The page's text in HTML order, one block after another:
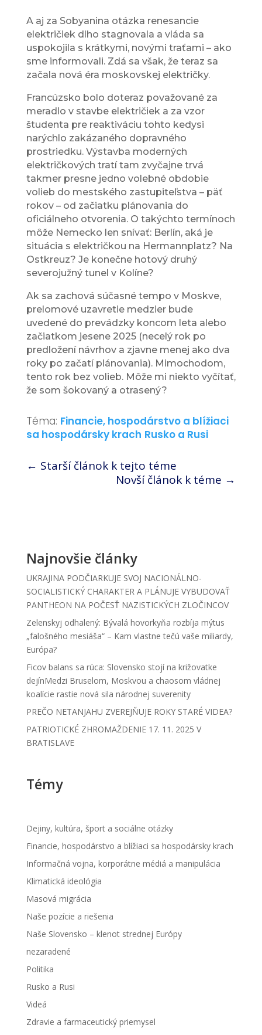
A aj za Sobyanina otázka renesancie
električiek dlho stagnovala a vláda sa
uspokojila s krátkymi, novými traťami – ako
sme informovali. Zdá sa však, že teraz sa
začala nová éra moskovskej električky.
Francúzsko bolo doteraz považované za
meradlo v stavbe električiek a za vzor
študenta pre reaktiváciu tohto kedysi
narýchlo zakázaného dopravného
prostriedku. Výstavba moderných
električkových tratí tam zvyčajne trvá
takmer presne jedno volebné obdobie
volieb do mestského zastupiteľstva – päť
rokov – od začiatku plánovania do
oficiálneho otvorenia. O takýchto termínoch
môže Nemecko len snívať: Berlín, aká je
situácia s električkou na Hermannplatz? Na
Ostkreuz? Je konečne hotový druhý
severojužný tunel v Kolíne?
Ak sa zachová súčasné tempo v Moskve,
prelomové uzavretie medzier bude
uvedené do prevádzky koncom leta alebo
začiatkom jesene 2025 (necelý rok po
predložení návrhov a zjavne menej ako dva
roky po začatí plánovania). Mimochodom,
tento rok bez volieb. Môže mi niekto vyčítať,
že som šokovaný a otrasený?
Téma: Financie, hospodárstvo a blížiaci
sa hospodársky krach Rusko a Rusi
← Starší článok k tejto téme
Novší článok k téme →
Najnovšie články
UKRAJINA PODČIARKUJE SVOJ NACIONÁLNO-
SOCIALISTICKÝ CHARAKTER A PLÁNUJE VYBUDOVAŤ
PANTHEON NA POČESŤ NAZISTICKÝCH ZLOČINCOV
Zelenskyj odhalený: Bývalá hovorkyňa rozbíja mýtus
„falošného mesiáša“ – Kam vlastne tečú vaše miliardy,
Európa?
Ficov balans sa rúca: Slovensko stojí na križovatke
dejínMedzi Bruselom, Moskvou a chaosom vládnej
koalície rastie nová sila národnej suverenity
PREČO NETANJAHU ZVEREJŇUJE ROKY STARÉ VIDEA?
PATRIOTICKÉ ZHROMAŽDENIE 17. 11. 2025 V
BRATISLAVE
Témy
Dejiny, kultúra, šport a sociálne otázky
Financie, hospodárstvo a blížiaci sa hospodársky krach
Informačná vojna, korporátne médiá a manipulácia
Klimatická ideológia
Masová migrácia
Naše pozície a riešenia
Naše Slovensko – klenot strednej Európy
nezaradené
Politika
Rusko a Rusi
Videá
Zdravie a farmaceutický priemysel